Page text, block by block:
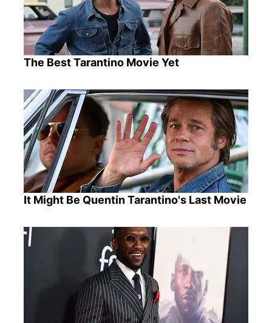
The Best Tarantino Movie Yet
It Might Be Quentin Tarantino's Last Movie